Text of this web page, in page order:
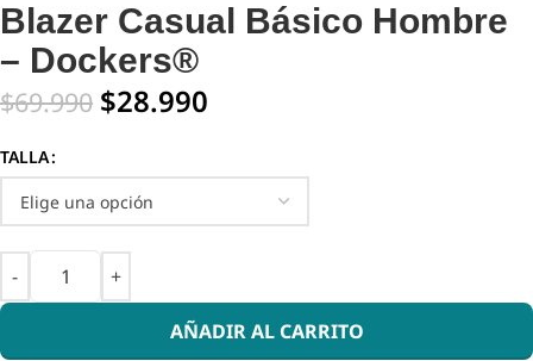
Blazer Casual Básico Hombre
– Dockers®
$69.990 $28.990
TALLA
AÑADIR AL CARRITO